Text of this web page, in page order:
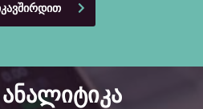
ანალიტიკა